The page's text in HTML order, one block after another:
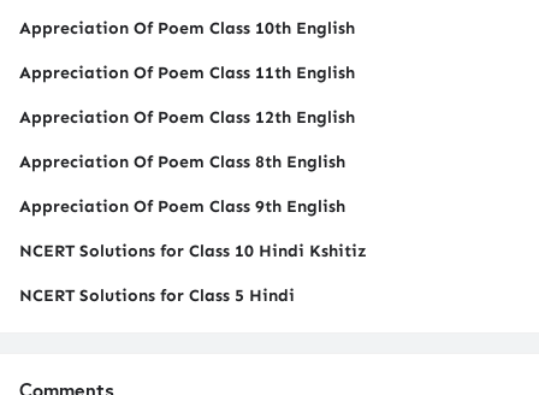
Appreciation Of Poem Class 10th English
Appreciation Of Poem Class 11th English
Appreciation Of Poem Class 12th English
Appreciation Of Poem Class 8th English
Appreciation Of Poem Class 9th English
NCERT Solutions for Class 10 Hindi Kshitiz
NCERT Solutions for Class 5 Hindi
Comments